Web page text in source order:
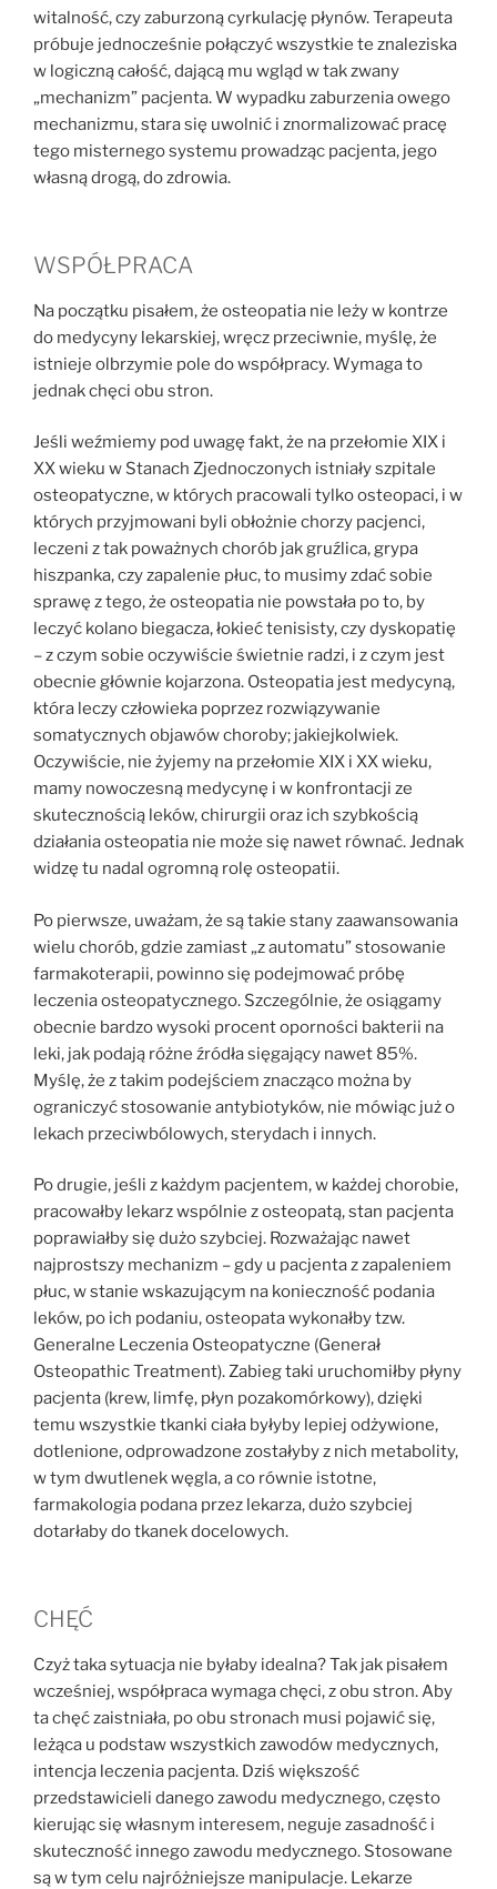
witalność, czy zaburzoną cyrkulację płynów. Terapeuta
próbuje jednocześnie połączyć wszystkie te znaleziska
w logiczną całość, dającą mu wgląd w tak zwany
„mechanizm” pacjenta. W wypadku zaburzenia owego
mechanizmu, stara się uwolnić i znormalizować pracę
tego misternego systemu prowadząc pacjenta, jego
własną drogą, do zdrowia.
WSPÓŁPRACA
Na początku pisałem, że osteopatia nie leży w kontrze
do medycyny lekarskiej, wręcz przeciwnie, myślę, że
istnieje olbrzymie pole do współpracy. Wymaga to
jednak chęci obu stron.
Jeśli weźmiemy pod uwagę fakt, że na przełomie XIX i
XX wieku w Stanach Zjednoczonych istniały szpitale
osteopatyczne, w których pracowali tylko osteopaci, i w
których przyjmowani byli obłożnie chorzy pacjenci,
leczeni z tak poważnych chorób jak gruźlica, grypa
hiszpanka, czy zapalenie płuc, to musimy zdać sobie
sprawę z tego, że osteopatia nie powstała po to, by
leczyć kolano biegacza, łokieć tenisisty, czy dyskopatię
– z czym sobie oczywiście świetnie radzi, i z czym jest
obecnie głównie kojarzona. Osteopatia jest medycyną,
która leczy człowieka poprzez rozwiązywanie
somatycznych objawów choroby; jakiejkolwiek.
Oczywiście, nie żyjemy na przełomie XIX i XX wieku,
mamy nowoczesną medycynę i w konfrontacji ze
skutecznością leków, chirurgii oraz ich szybkością
działania osteopatia nie może się nawet równać. Jednak
widzę tu nadal ogromną rolę osteopatii.
Po pierwsze, uważam, że są takie stany zaawansowania
wielu chorób, gdzie zamiast „z automatu” stosowanie
farmakoterapii, powinno się podejmować próbę
leczenia osteopatycznego. Szczególnie, że osiągamy
obecnie bardzo wysoki procent oporności bakterii na
leki, jak podają różne źródła sięgający nawet 85%.
Myślę, że z takim podejściem znacząco można by
ograniczyć stosowanie antybiotyków, nie mówiąc już o
lekach przeciwbólowych, sterydach i innych.
Po drugie, jeśli z każdym pacjentem, w każdej chorobie,
pracowałby lekarz wspólnie z osteopatą, stan pacjenta
poprawiałby się dużo szybciej. Rozważając nawet
najprostszy mechanizm – gdy u pacjenta z zapaleniem
płuc, w stanie wskazującym na konieczność podania
leków, po ich podaniu, osteopata wykonałby tzw.
Generalne Leczenia Osteopatyczne (Generał
Osteopathic Treatment). Zabieg taki uruchomiłby płyny
pacjenta (krew, limfę, płyn pozakomórkowy), dzięki
temu wszystkie tkanki ciała byłyby lepiej odżywione,
dotlenione, odprowadzone zostałyby z nich metabolity,
w tym dwutlenek węgla, a co równie istotne,
farmakologia podana przez lekarza, dużo szybciej
dotarłaby do tkanek docelowych.
CHĘĆ
Czyż taka sytuacja nie byłaby idealna? Tak jak pisałem
wcześniej, współpraca wymaga chęci, z obu stron. Aby
ta chęć zaistniała, po obu stronach musi pojawić się,
leżąca u podstaw wszystkich zawodów medycznych,
intencja leczenia pacjenta. Dziś większość
przedstawicieli danego zawodu medycznego, często
kierując się własnym interesem, neguje zasadność i
skuteczność innego zawodu medycznego. Stosowane
są w tym celu najróżniejsze manipulacje. Lekarze